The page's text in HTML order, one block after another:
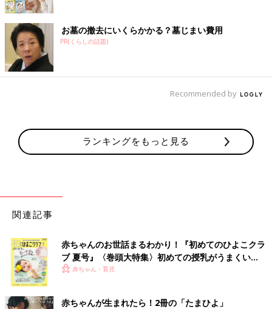
お墓の撤去にいくらかかる？墓じまい費用
PR(くらしの話題)
Recommended by
ランキングをもっと見る
関連記事
赤ちゃんのお世話まるわかり！『初めてのひよこクラ
ブ 夏号』〈巻頭大特集〉初めての授乳がうまくい
く！ おっぱい・ミルクの基本と夏のトラブル 解決テ
赤ちゃん・育児
赤ちゃんが生まれたら！2冊の「たまひよ」